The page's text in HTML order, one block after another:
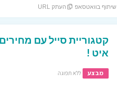
שיתוף בוואטסאפ העתק URL
קטגוריית סייל עם
איט !
מבצע ללא תפוגה